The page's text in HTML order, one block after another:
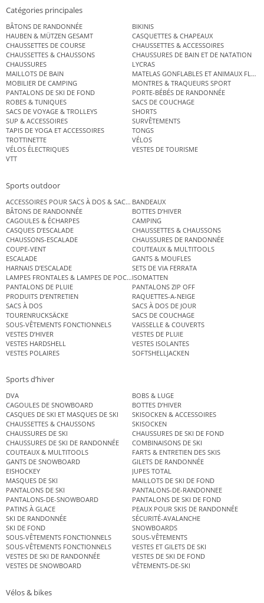
Catégories principales
BÂTONS DE RANDONNÉE
BIKINIS
HAUBEN & MÜTZEN GESAMT
CASQUETTES & CHAPEAUX
CHAUSSETTES DE COURSE
CHAUSSETTES & ACCESSOIRES
CHAUSSETTES & CHAUSSONS
CHAUSSURES DE BAIN ET DE NATATION
CHAUSSURES
LYCRAS
MAILLOTS DE BAIN
MATELAS GONFLABLES ET ANIMAUX
MOBILIER DE CAMPING
MONTRES & TRAQUEURS SPORT
PANTALONS DE SKI DE FOND
PORTE-BÉBÉS DE RANDONNÉE
ROBES & TUNIQUES
SACS DE COUCHAGE
SACS DE VOYAGE & TROLLEYS
SHORTS
SUP & ACCESSOIRES
SURVÊTEMENTS
TAPIS DE YOGA ET ACCESSOIRES
TONGS
TROTTINETTE
VÉLOS
VÉLOS ÉLECTRIQUES
VESTES DE TOURISME
VTT
Sports outdoor
ACCESSOIRES POUR SACS À DOS & SACS ÉTANCHES
BANDEAUX
BÂTONS DE RANDONNÉE
BOTTES D’HIVER
CAGOULES & ÉCHARPES
CAMPING
CASQUES D’ESCALADE
CHAUSSETTES & CHAUSSONS
CHAUSSONS-ESCALADE
CHAUSSURES DE RANDONNÉE
COUPE-VENT
COUTEAUX & MULTITOOLS
ESCALADE
GANTS & MOUFLES
HARNAIS D’ESCALADE
SETS DE VIA FERRATA
LAMPES FRONTALES & LAMPES DE POCHEISOMATTEN
PANTALONS DE PLUIE
PANTALONS ZIP OFF
PRODUITS D’ENTRETIEN
RAQUETTES-A-NEIGE
SACS À DOS
SACS À DOS DE JOUR
TOURENRUCKSÄCKE
SACS DE COUCHAGE
SOUS-VÊTEMENTS FONCTIONNELS
VAISSELLE & COUVERTS
VESTES D’HIVER
VESTES DE PLUIE
VESTES HARDSHELL
VESTES ISOLANTES
VESTES POLAIRES
SOFTSHELLJACKEN
Sports d’hiver
DVA
BOBS & LUGE
CAGOULES DE SNOWBOARD
BOTTES D’HIVER
CASQUES DE SKI ET MASQUES DE SKI
SKISOCKEN & ACCESSOIRES
CHAUSSETTES & CHAUSSONS
SKISOCKEN
CHAUSSURES DE SKI
CHAUSSURES DE SKI DE FOND
CHAUSSURES DE SKI DE RANDONNÉE
COMBINAISONS DE SKI
COUTEAUX & MULTITOOLS
FARTS & ENTRETIEN DES SKIS
GANTS DE SNOWBOARD
GILETS DE RANDONNÉE
EISHOCKEY
JUPES TOTAL
MASQUES DE SKI
MAILLOTS DE SKI DE FOND
PANTALONS DE SKI
PANTALONS-DE-RANDONNEE
PANTALONS-DE-SNOWBOARD
PANTALONS DE SKI DE FOND
PATINS À GLACE
PEAUX POUR SKIS DE RANDONNÉE
SKI DE RANDONNÉE
SÉCURITÉ-AVALANCHE
SKI DE FOND
SNOWBOARDS
SOUS-VÊTEMENTS FONCTIONNELS
SOUS-VÊTEMENTS
SOUS-VÊTEMENTS FONCTIONNELS
VESTES ET GILETS DE SKI
VESTES DE SKI DE RANDONNÉE
VESTES DE SKI DE FOND
VESTES DE SNOWBOARD
VÊTEMENTS-DE-SKI
Vélos & bikes